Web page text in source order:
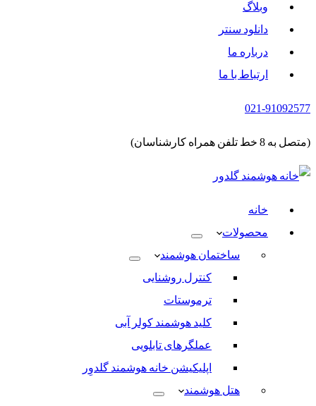
وبلاگ
دانلود سنتر
درباره ما
ارتباط با ما
021-91092577
(متصل به 8 خط تلفن همراه کارشناسان)
خانه
محصولات
ساختمان هوشمند
کنترل روشنایی
ترموستات
کلید هوشمند کولر آبی
عملگرهای تابلویی
اپلیکیشن خانه هوشمند گلدوِر
هتل هوشمند